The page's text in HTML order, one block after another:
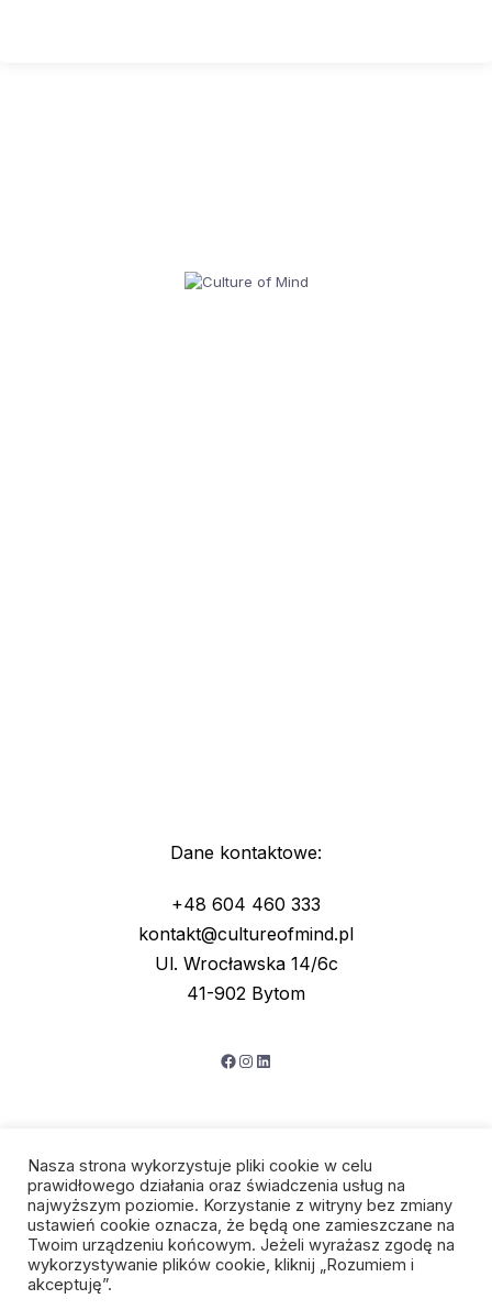
Dane kontaktowe:
+48 604 460 333
kontakt@cultureofmind.pl
Ul. Wrocławska 14/6c
41-902 Bytom
Facebook
Instagram
LinkedIn
Polityka prywatności
Nasza strona wykorzystuje pliki cookie w celu
prawidłowego działania oraz świadczenia usług na
najwyższym poziomie. Korzystanie z witryny bez zmiany
ustawień cookie oznacza, że będą one zamieszczane na
Twoim urządzeniu końcowym. Jeżeli wyrażasz zgodę na
wykorzystywanie plików cookie, kliknij „Rozumiem i
akceptuję”.